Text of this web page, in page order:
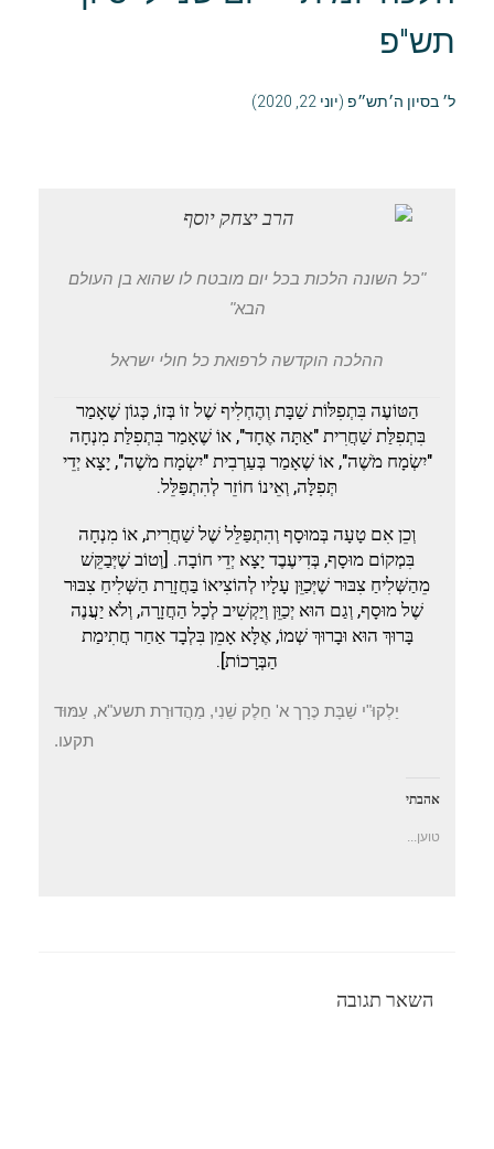
תש"פ
ל׳ בסיון ה׳תש״פ (יוני 22, 2020)
"כל השונה הלכות בכל יום מובטח לו שהוא בן העולם
הבא"
ההלכה הוקדשה לרפואת כל חולי ישראל
הַטּוֹעֶה בִּתְפִלּוֹת שַׁבָּת וְהֶחְלִיף שֶׁל זוֹ בְּזוֹ, כְּגוֹן שֶׁאָמַר
בִּתְפִלַּת שַׁחֲרִית "אַתָּה אֶחָד", אוֹ שֶׁאָמַר בִּתְפִלַּת מִנְחָה
"יִשְׂמָח מֹשֶׁה", אוֹ שֶׁאָמַר בְּעַרְבִית "יִשְׂמָח מֹשֶׁה", יָצָא יְדֵי
תְּפִלָּה, וְאֵינוֹ חוֹזֵר לְהִתְפַּלֵּל.
וְכֵן אִם טָעָה בְּמוּסָף וְהִתְפַּלֵּל שֶׁל שַׁחֲרִית, אוֹ מִנְחָה
בִּמְקוֹם מוּסָף, בְּדִיעֶבֶד יָצָא יְדֵי חוֹבָה. [וְטוֹב שֶׁיְּבַקֵּשׁ
מֵהַשְּׁלִיחַ צִבּוּר שֶׁיְּכַוֵּן עָלָיו לְהוֹצִיאוֹ בַּחֲזָרַת הַשְּׁלִיחַ צִבּוּר
שֶׁל מוּסָף, וְגַם הוּא יְכַוֵּן וְיַקְשִׁיב לְכָל הַחֲזָרָה, וְלֹא יַעֲנֶה
בָּרוּךְ הוּא וּבָרוּךְ שְׁמוֹ, אֶלָּא אָמֵן בִּלְבָד אַחַר חֲתִימַת
הַבְּרָכוֹת].
יַלְקוּ"י שַׁבָּת כֶּרָך א' חֵלֶק שֵׁנִי, מַהֲדוּרַת תשע"א, עַמּוּד
תקעו.
אהבתי
טוען...
השאר תגובה